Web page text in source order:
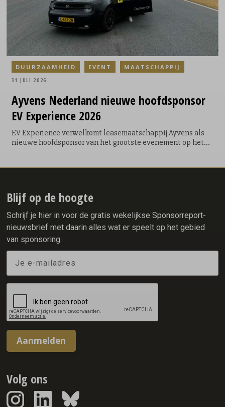
Ayvens Nederland nieuwe hoofdsponsor
EV Experience 2026
EV Experience verwelkomt leasemaatschappij Ayvens als
nieuwe hoofdsponsor van het grootste evenement op het
om zowel zakelijke als particuliere bezoekers te inspireren,
DUURZAAMHEID EVENT MAATSCHAPPIJ
31 JULI 2026
Blijf op de hoogte
Schrijf je hier in voor de gratis wekelijkse Sponsorreport-
nieuwsbrief met daarin alles wat er speelt op het gebied
van sponsoring.
Aanmelden
Volg ons